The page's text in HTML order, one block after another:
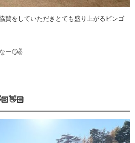
賛をしていただきとても盛り上がるビンゴ
ー🙄✌️